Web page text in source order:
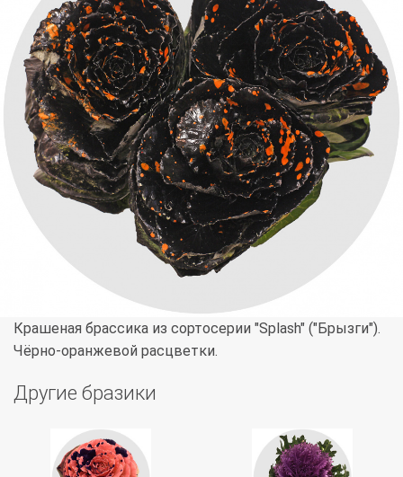
Крашеная брассика из сортосерии "Splash" ("Брызги").
Чёрно-оранжевой расцветки.
Другие бразики